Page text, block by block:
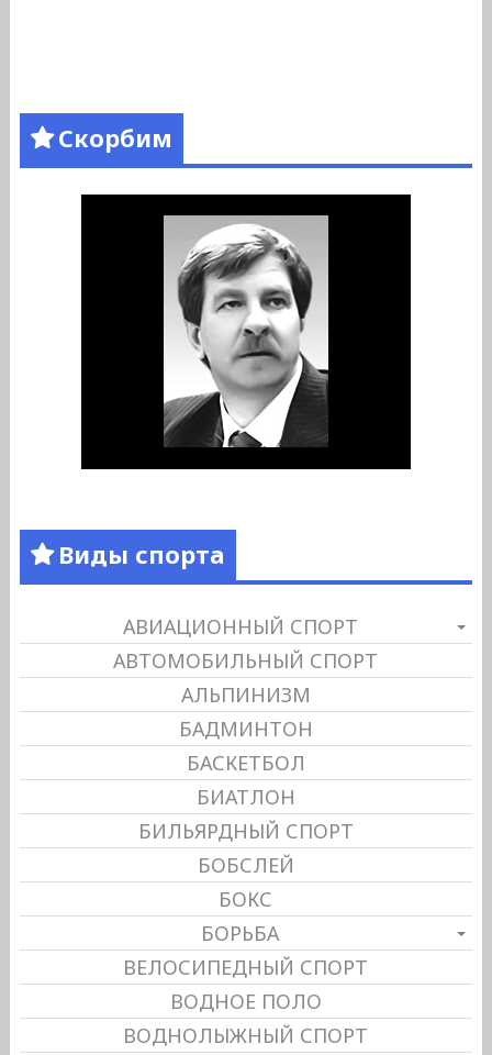
Скорбим
Виды спорта
АВИАЦИОННЫЙ СПОРТ
АВТОМОБИЛЬНЫЙ СПОРТ
АЛЬПИНИЗМ
БАДМИНТОН
БАСКЕТБОЛ
БИАТЛОН
БИЛЬЯРДНЫЙ СПОРТ
БОБСЛЕЙ
БОКС
БОРЬБА
ВЕЛОСИПЕДНЫЙ СПОРТ
ВОДНОЕ ПОЛО
ВОДНОЛЫЖНЫЙ СПОРТ